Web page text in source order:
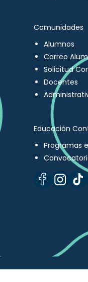
Comunidades
Alumnos
Correo
Solicitud
Docentes
Educación
Programas